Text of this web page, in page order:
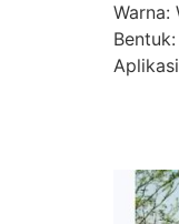
Warna: